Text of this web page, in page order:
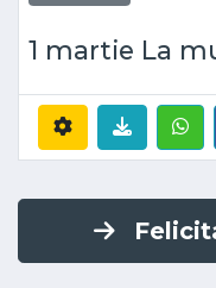
1 martie La